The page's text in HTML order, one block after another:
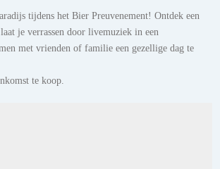
tijdens het Bier Preuvenement! Ontdek een
je verrassen door livemuziek in een
met vrienden of familie een gezellige dag te
te koop.